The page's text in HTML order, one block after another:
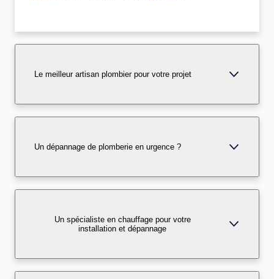
Le meilleur artisan plombier pour votre projet
Un dépannage de plomberie en urgence ?
Un spécialiste en chauffage pour votre
installation et dépannage